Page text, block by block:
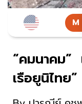
“คมนาคม”
เรือยูนิไท